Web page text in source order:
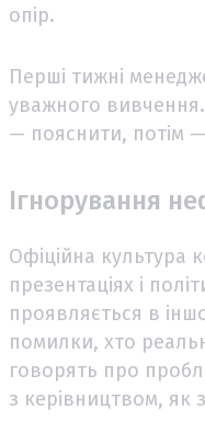
опір.
Перші тижні
уважного
— пояснити, потім —
Ігнорування
Офіційна культура
презентаціях і
проявляється в
помилки, хто
говорять про
з керівництвом, як